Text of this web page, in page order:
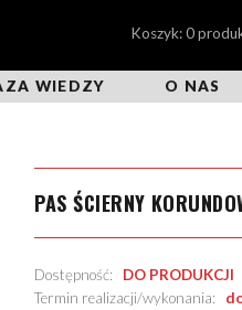
Koszyk: 0
WIEDZY O NAS
PAS ŚCIERNY
Dostępność: DO PRODUKCJI
Termin realizacji/wykonania: